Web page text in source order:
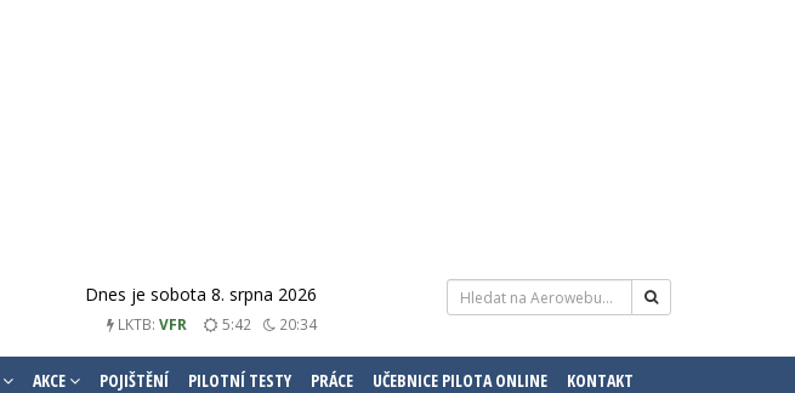
Dnes je sobota 8. srpna 2026
LKTB: VFR 5:42 20:34
AKCE POJIŠTĚNÍ PILOTNÍ TESTY PRÁCE UČEBNICE PILOTA ONLINE KONTAKT